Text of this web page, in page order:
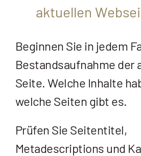
aktuellen
Beginnen Sie in jedem
Bestandsaufnahme der
Seite. Welche Inhalte
welche Seiten gibt es.
Prüfen Sie Seitentitel,
Metadescriptions und